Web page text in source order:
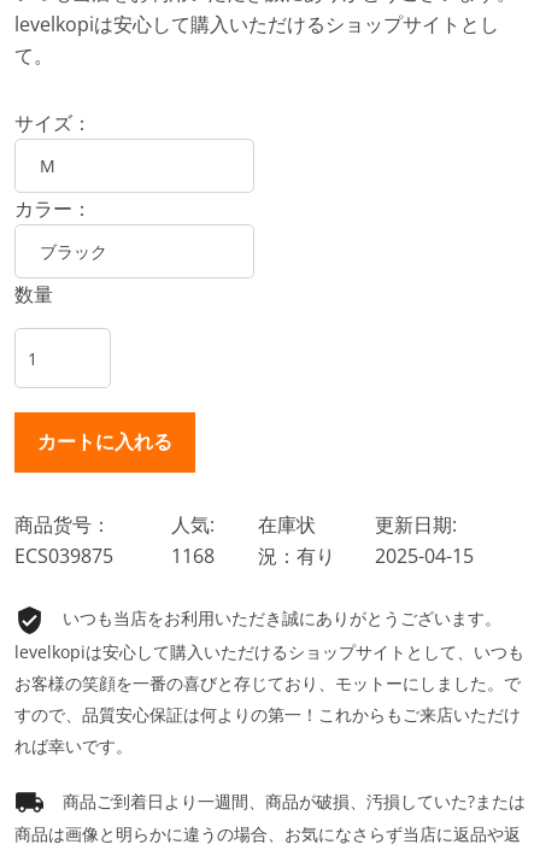
levelkopiは安心して購入いただけるショップサイトとし
て。
サイズ：
カラー：
数量
商品货号：
ECS039875
人気:
1168
在庫状
況：有り
更新日期:
2025-04-15
いつも当店をお利用いただき誠にありがとうございます。
levelkopiは安心して購入いただけるショップサイトとして、いつも
お客様の笑顔を一番の喜びと存じており、モットーにしました。で
すので、品質安心保証は何よりの第一！これからもご来店いただけ
れば幸いです。
商品ご到着日より一週間、商品が破損、汚損していた?または
商品は画像と明らかに違うの場合、お気になさらず当店に返品や返